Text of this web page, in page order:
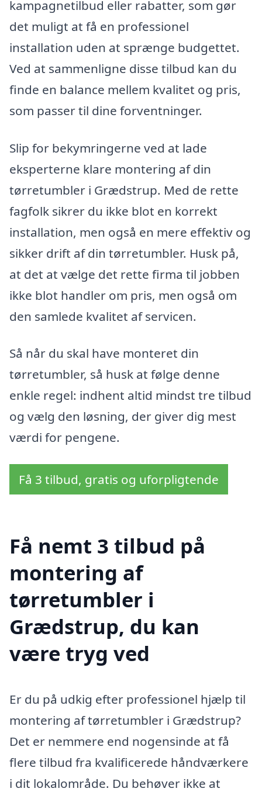
kampagnetilbud eller rabatter, som gør
det muligt at få en professionel
installation uden at sprænge budgettet.
Ved at sammenligne disse tilbud kan du
finde en balance mellem kvalitet og pris,
som passer til dine forventninger.
Slip for bekymringerne ved at lade
eksperterne klare montering af din
tørretumbler i Grædstrup. Med de rette
fagfolk sikrer du ikke blot en korrekt
installation, men også en mere effektiv og
sikker drift af din tørretumbler. Husk på,
at det at vælge det rette firma til jobben
ikke blot handler om pris, men også om
den samlede kvalitet af servicen.
Så når du skal have monteret din
tørretumbler, så husk at følge denne
enkle regel: indhent altid mindst tre tilbud
og vælg den løsning, der giver dig mest
værdi for pengene.
Få 3 tilbud, gratis og uforpligtende
Få nemt 3 tilbud på
montering af
tørretumbler i
Grædstrup, du kan
være tryg ved
Er du på udkig efter professionel hjælp til
montering af tørretumbler i Grædstrup?
Det er nemmere end nogensinde at få
flere tilbud fra kvalificerede håndværkere
i dit lokalområde. Du behøver ikke at